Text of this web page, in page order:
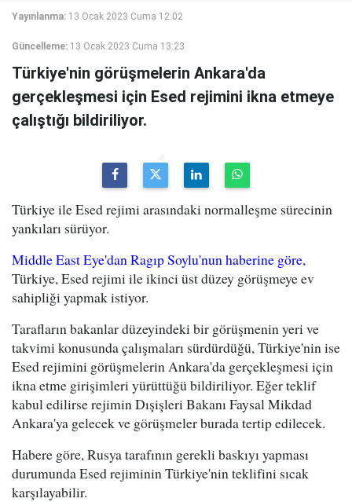
Yayınlanma: 13 Ocak 2023 Cuma 12:02
Güncelleme: 13 Ocak 2023 Cuma 13:23
Türkiye'nin görüşmelerin Ankara'da
gerçekleşmesi için Esed rejimini ikna etmeye
çalıştığı bildiriliyor.
Türkiye ile Esed rejimi arasındaki normalleşme sürecinin
yankıları sürüyor.
Middle East Eye'dan Ragıp Soylu'nun haberine göre,
Türkiye, Esed rejimi ile ikinci üst düzey görüşmeye ev
sahipliği yapmak istiyor.
Tarafların bakanlar düzeyindeki bir görüşmenin yeri ve
takvimi konusunda çalışmaları sürdürdüğü, Türkiye'nin ise
Esed rejimini görüşmelerin Ankara'da gerçekleşmesi için
ikna etme girişimleri yürüttüğü bildiriliyor. Eğer teklif
kabul edilirse rejimin Dışişleri Bakanı Faysal Mikdad
Ankara'ya gelecek ve görüşmeler burada tertip edilecek.
Habere göre, Rusya tarafının gerekli baskıyı yapması
durumunda Esed rejiminin Türkiye'nin teklifini sıcak
karşılayabilir.